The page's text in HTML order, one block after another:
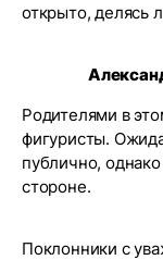
открыто, делясь
Родителями в
фигуристы.
публично,
стороне.
Поклонники с